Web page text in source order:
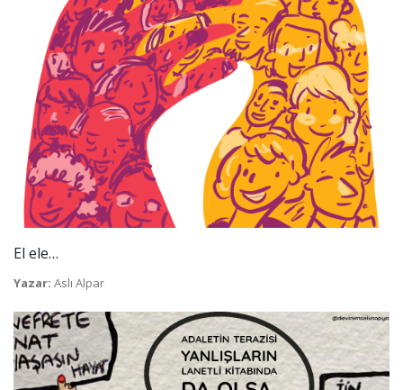
El ele…
Yazar: Aslı Alpar